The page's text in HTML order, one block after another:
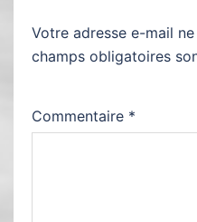
Votre adresse e-mail
champs obligatoires
Commentaire *